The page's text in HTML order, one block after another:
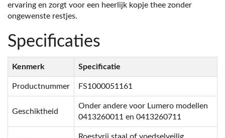
ervaring en zorgt voor een heerlijk kopje thee zonder
ongewenste restjes.
Specificaties
Kenmerk Specificatie
Productnummer FS1000051161
Geschiktheid
Onder andere voor Lumero modellen
0413260011 en 0413260711
Roestvrij staal of voedselveilig